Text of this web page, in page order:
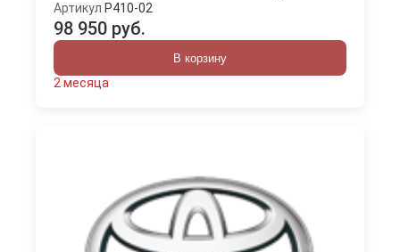
Артикул P410-02
98 950 руб.
В корзину
2 месяца